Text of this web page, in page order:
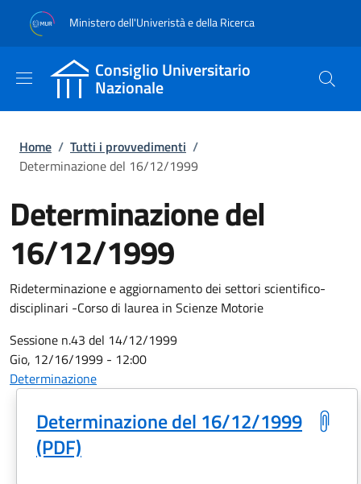
al contenuto principale
to footer content
Ministero dell'Univeristà e della Ricerca
Consiglio Universitario
Nazionale
Briciole di pane
Home / Tutti i provvedimenti /
Determinazione del 16/12/1999
Determinazione del
16/12/1999
Rideterminazione e aggiornamento dei settori scientifico-
disciplinari -Corso di laurea in Scienze Motorie
Sessione n.43 del 14/12/1999
Gio, 12/16/1999 - 12:00
Determinazione
Determinazione del 16/12/1999
(PDF)